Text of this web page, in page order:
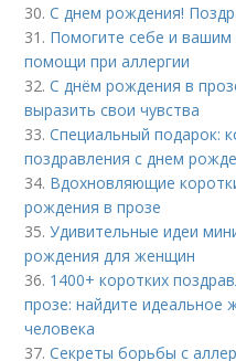
30.С днем рождения!
31. Помогите себе и
помощи при аллергии
32.С днём рождения в
выразить свои чувства
33.Специальный подарок:
поздравления с днем
34. Вдохновляющие
рождения в прозе
35.Удивительные идеи
рождения для женщин
36. 1400+ коротких
прозе: найдите идеальное
человека
37.Секреты борьбы с